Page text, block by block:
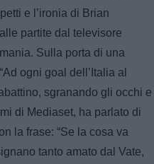
e l’ironia di Brian
partite dal televisore
Sulla porta di una
ogni goal dell’Italia al
sgranando gli occhi e
di Mediaset, ha parlato di
la frase: “Se la cosa va
tanto amato dal Vate,